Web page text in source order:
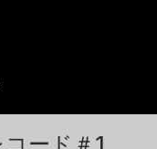
ード＃1